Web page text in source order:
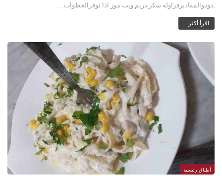
,دودوالمقاديرفراوله سكر دريم ويب موز اذا توفرالخطوات…
اقرأ أكثر...
أطباق رئيسية